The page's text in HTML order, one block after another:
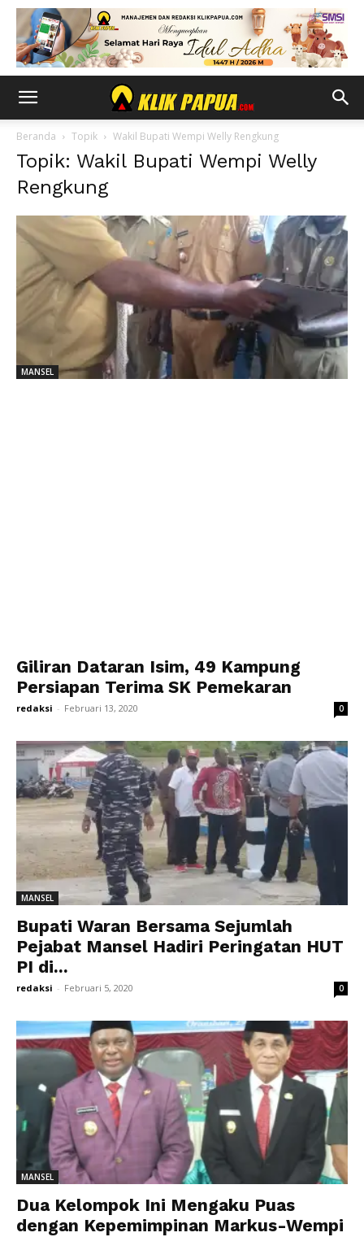
Beranda Topik Wakil Bupati Wempi Welly Rengkung
Topik: Wakil Bupati Wempi Welly
Rengkung
MANSEL
Giliran Dataran Isim, 49 Kampung
Persiapan Terima SK Pemekaran
redaksi - Februari 13, 2020 0
MANSEL
Bupati Waran Bersama Sejumlah
Pejabat Mansel Hadiri Peringatan HUT
PI di...
redaksi - Februari 5, 2020 0
MANSEL
Dua Kelompok Ini Mengaku Puas
dengan Kepemimpinan Markus-Wempi